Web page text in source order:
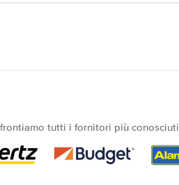
tutti i fornitori più conosciuti